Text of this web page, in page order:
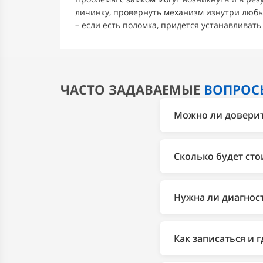
личинку, провернуть механизм изнутри
– если есть поломка, придется
ЧАСТО ЗАДАВАЕМЫЕ
Можно ли
диагностики до
Сколько будет
соответствующем
Нужна ли
менять исправные
Как записаться и